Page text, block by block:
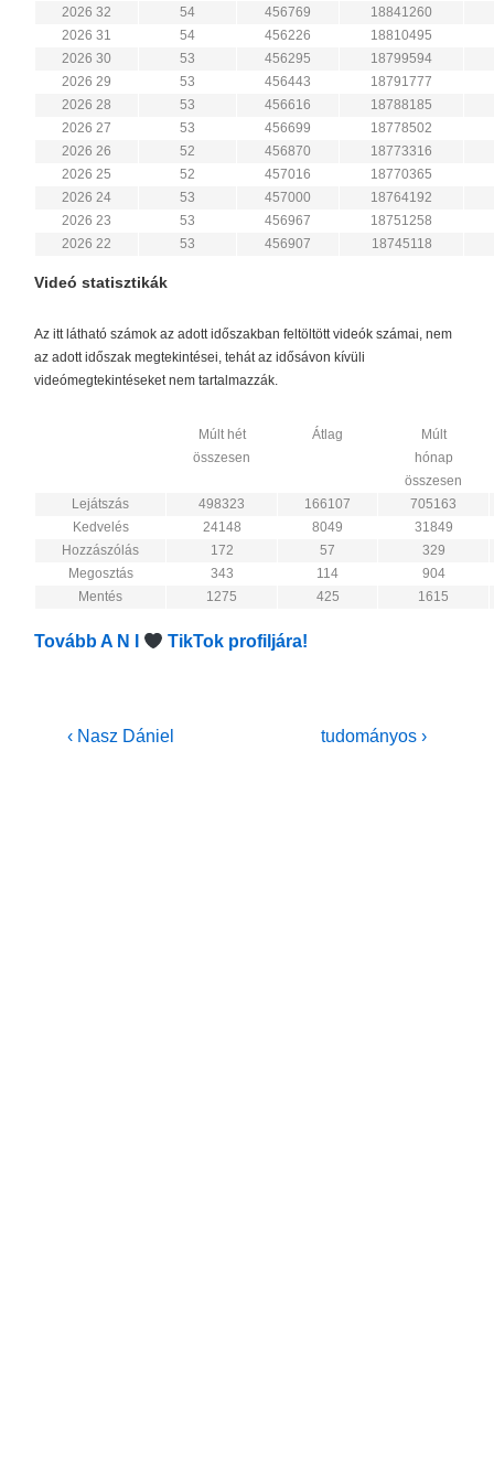
2026 32
54 456769
18841260
2026 31
54 456226
18810495
2026 30
53 456295
18799594
2026 29
53 456443
18791777
2026 28
53 456616
18788185
2026 27
53 456699
18778502
2026 26
52 456870
18773316
2026 25
52 457016
18770365
2026 24
53 457000
18764192
2026 23
53 456967
18751258
2026 22
53 456907 18745118
Videó statisztikák
Az itt látható számok az adott időszakban feltöltött videók számai, nem
az adott időszak megtekintései, tehát az idősávon kívüli
videómegtekintéseket nem tartalmazzák.
Múlt hét
összesen
Átlag
Múlt
hónap
összesen
Lejátszás
498323 166107
705163
Kedvelés
24148 8049
31849
Hozzászólás
172 57
329
Megosztás
343 114
904
Mentés
1275 425 1615
Tovább A N I TikTok profiljára!
Bejegyzés
Previous
‹ Nasz Dániel
Next
tudományos ›